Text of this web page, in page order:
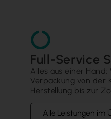
Full-Service
Alles aus einer Hand:
Verpackung von der
Herstellung bis zur
Alle Leistungen im